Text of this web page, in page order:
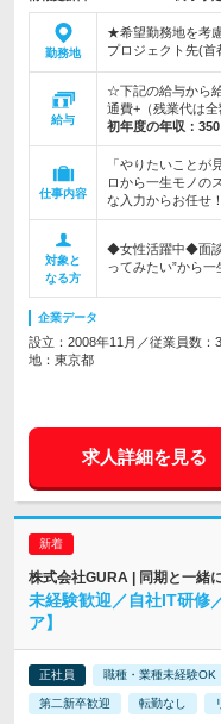
勤務地
★希望勤務地を考
プロジェクト先(首
給与
☆下記の給与から
通費+（残業代は
初年度の年収：
仕事内容
「やりたいことが
ロから一生モノの
な入力からお任せ！
対象と
なる方
◆女性活躍中◆面談
ってみたい”から一
企業データ
設立：2008年11月／従業員数：
地：東京都
求人詳細を見る
株式会社GURA | 同期と一緒
未経験歓迎／自社IT研修
ア】
正社員 職種・業種未経験OK
第二新卒歓迎 転勤なし